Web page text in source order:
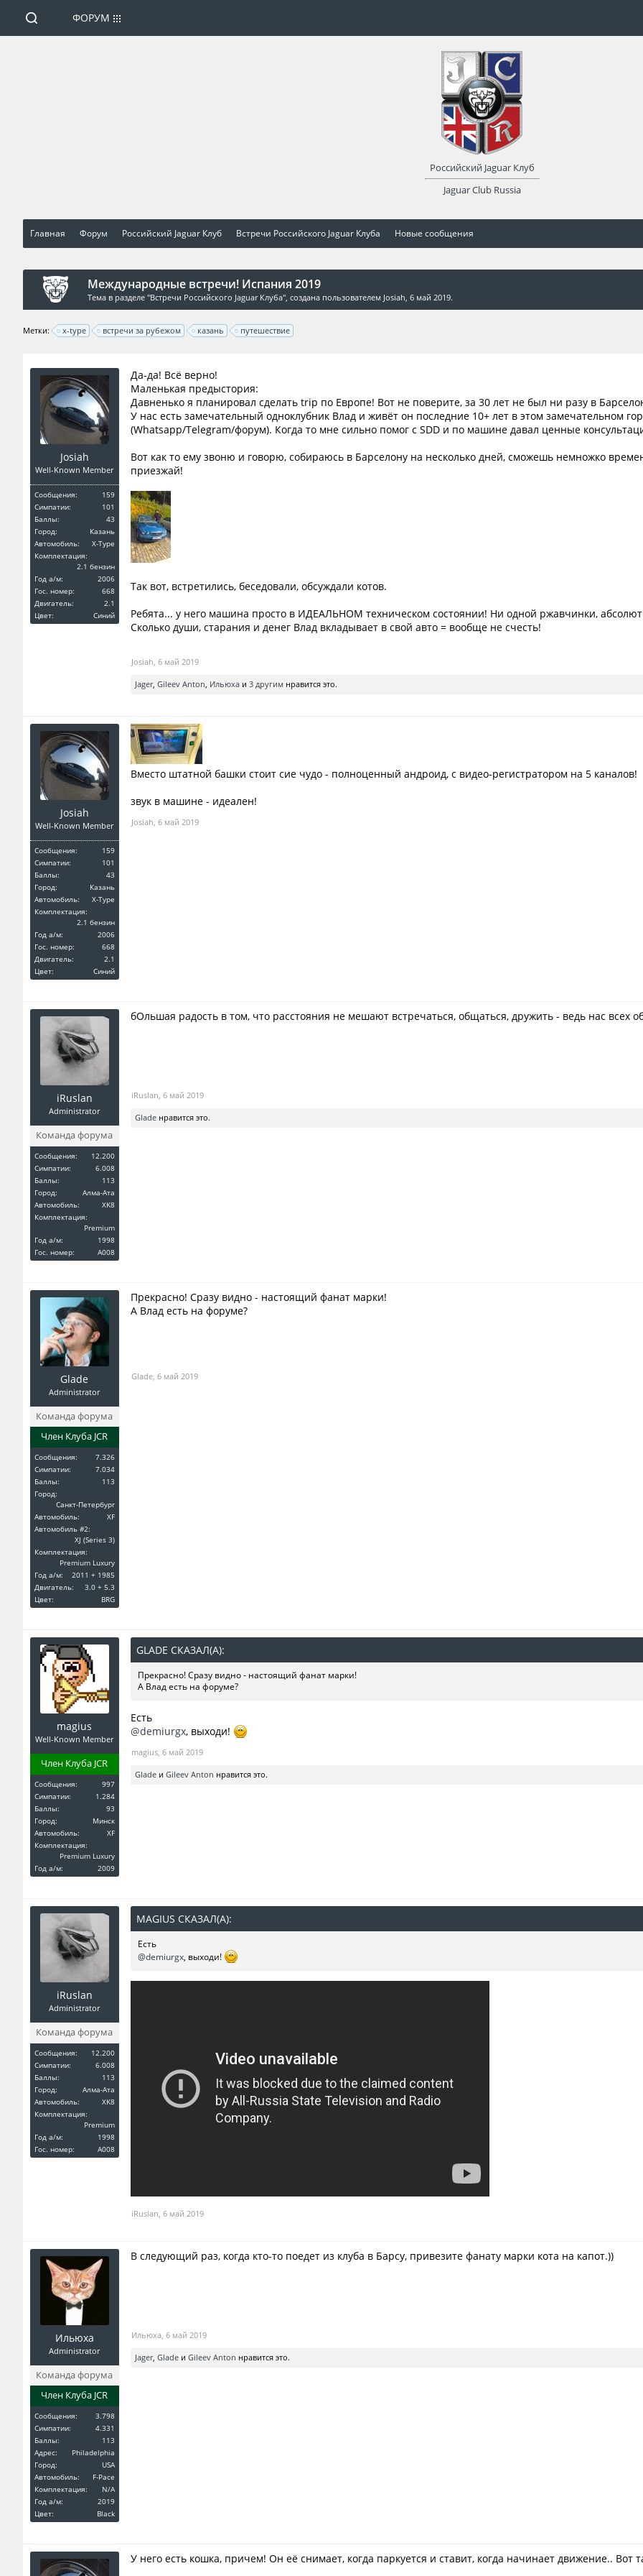
Главная Форум Российский Jaguar Клуб Встречи Российского Jaguar Клуба Новые сообщения
Международные встречи! Испания 2019
Тема в разделе "Встречи Российского Jaguar Клуба", создана пользователем Josiah, 6 май 2019.
Метки: x-type встречи за рубежом казань путешествие
Josiah
Well-Known Member
Сообщения:
159
Симпатии:
101
Баллы:
43
Город:
Казань
Автомобиль:
X-Type
Комплектация:
2.1 бензин
Год a/м:
2006
Гос. номер:
668
Двигатель:
2.1
Цвет:
Синий
Да-да! Всё верно!
Маленькая предыстория:
Давненько я планировал сделать trip по Европе! Вот не поверите, за 30 лет не был ни разу в
У нас есть замечательный одноклубник Влад и живёт он последние 10+ лет в этом замечательном
(Whatsapp/Telegram/форум). Когда то мне сильно помог с SDD и по машине давал ценные
Вот как то ему звоню и говорю, собираюсь в Барселону на несколько дней, сможешь немножко
приезжай!
Так вот, встретились, беседовали, обсуждали котов.
Ребята... у него машина просто в ИДЕАЛЬНОМ техническом состоянии! Ни одной ржавчинки,
Сколько души, старания и денег Влад вкладывает в свой авто = вообще не счесть!
Josiah, 6 май 2019
Jager, Gileev Anton, Ильюхаи 3 другимнравится это.
Josiah
Well-Known Member
Сообщения:
159
Симпатии:
101
Баллы:
43
Город:
Казань
Автомобиль:
X-Type
Комплектация:
2.1 бензин
Год a/м:
2006
Гос. номер:
668
Двигатель:
2.1
Цвет:
Синий
Вместо штатной башки стоит сие чудо - полноценный андроид, с видео-регистратором на 5 каналов!
звук в машине - идеален!
Josiah, 6 май 2019
iRuslan
Administrator
Команда форума
Сообщения:
12.200
Симпатии:
6.008
Баллы:
113
Город:
Алма-Ата
Автомобиль:
XK8
Комплектация:
Premium
Год a/м:
1998
Гос. номер:
A008
бОльшая радость в том, что расстояния не мешают встречаться, общаться, дружить - ведь нас
iRuslan, 6 май 2019
Gladeнравится это.
Glade
Administrator
Команда форума
Член Клуба JCR
Сообщения:
7.326
Симпатии:
7.034
Баллы:
113
Город:
Санкт-Петербург
Автомобиль:
XF
Автомобиль #2:
XJ (Series 3)
Комплектация:
Premium Luxury
Год a/м:
2011 + 1985
Двигатель:
3.0 + 5.3
Цвет:
BRG
Прекрасно! Сразу видно - настоящий фанат марки!
А Влад есть на форуме?
Glade, 6 май 2019
magius
Well-Known Member
Член Клуба JCR
Сообщения:
997
Симпатии:
1.284
Баллы:
93
Город:
Минск
Автомобиль:
XF
Комплектация:
Premium Luxury
Год a/м:
2009
GLADE СКАЗАЛ(А):
Прекрасно! Сразу видно - настоящий фанат марки!
А Влад есть на форуме?
Есть
@demiurgx, выходи!
magius, 6 май 2019
Gladeи Gileev Anton нравится это.
iRuslan
Administrator
Команда форума
Сообщения:
12.200
Симпатии:
6.008
Баллы:
113
Город:
Алма-Ата
Автомобиль:
XK8
Комплектация:
Premium
Год a/м:
1998
Гос. номер:
A008
MAGIUS СКАЗАЛ(А):
Есть
@demiurgx, выходи!
iRuslan, 6 май 2019
Ильюха
Administrator
Команда форума
Член Клуба JCR
Сообщения:
3.798
Симпатии:
4.331
Баллы:
113
Адрес:
Philadelphia
Город:
USA
Автомобиль:
F-Pace
Комплектация:
N/A
Год a/м:
2019
Цвет:
Black
В следующий раз, когда кто-то поедет из клуба в Барсу, привезите фанату марки кота на капот.))
Ильюха, 6 май 2019
Jager, Gladeи Gileev Anton нравится это.
У него есть кошка, причем! Он её снимает, когда паркуется и ставит, когда начинает движение.. Вот
ФОРУМ
Российский Jaguar Клуб
Jaguar Club Russia